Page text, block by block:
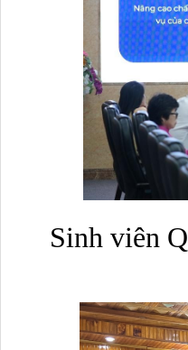
Sinh viên